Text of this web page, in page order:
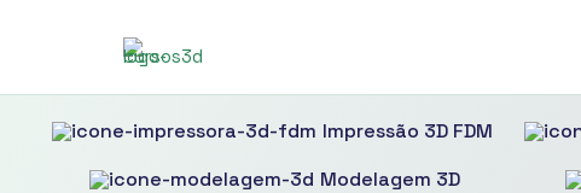
Impressão 3D FDM
Modelagem 3D